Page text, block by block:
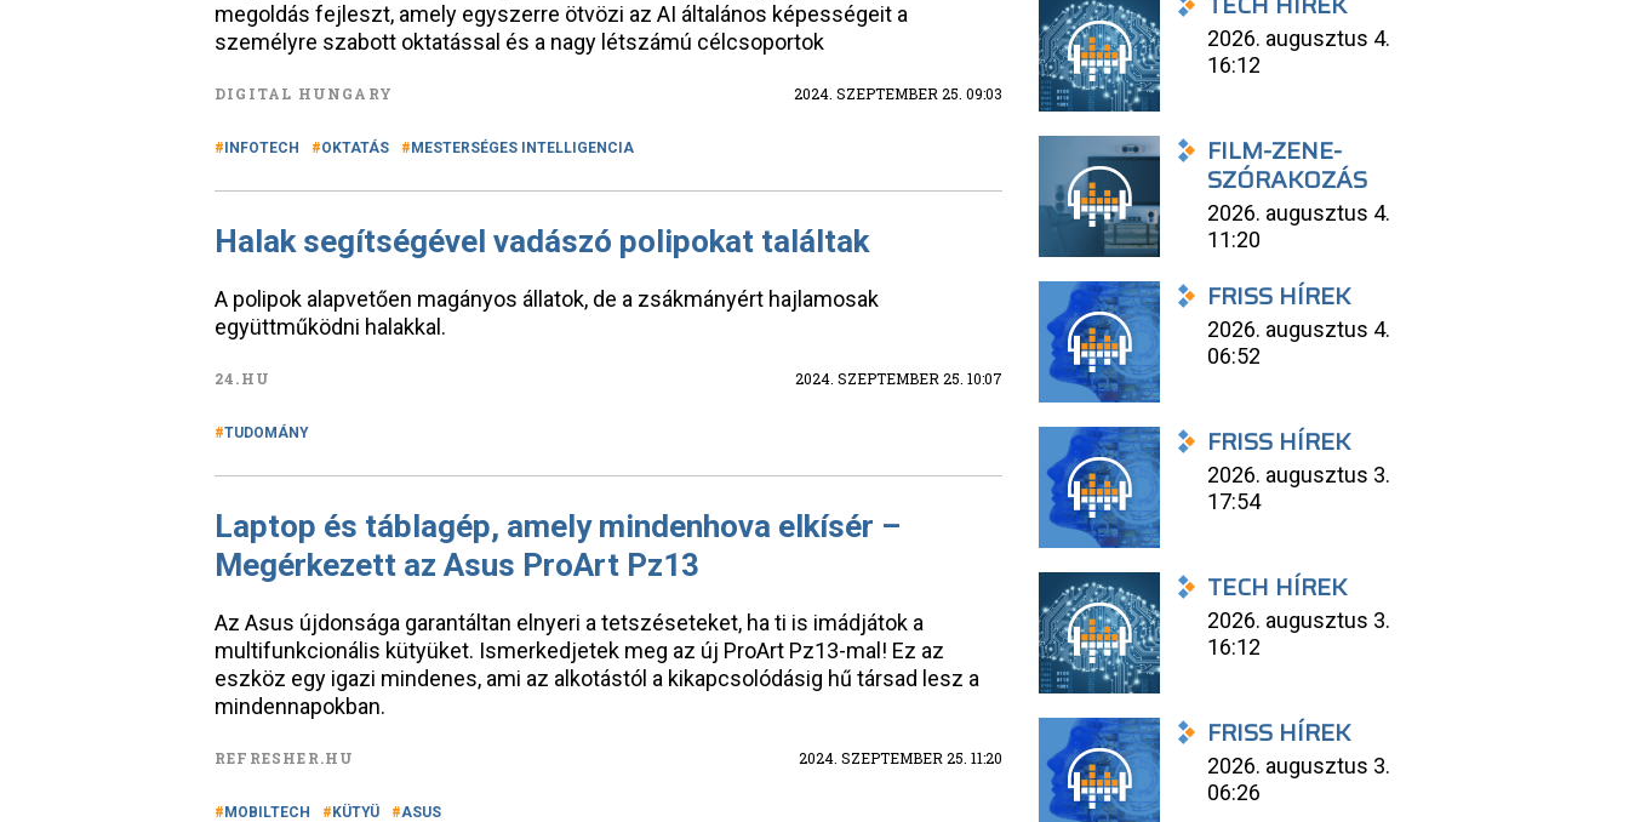
megoldás fejleszt, amely egyszerre ötvözi az AI általános képességeit a
személyre szabott oktatással és a nagy létszámú célcsoportok
DIGITAL HUNGARY 2024. SZEPTEMBER 25. 09:03
INFOTECH OKTATÁS MESTERSÉGES INTELLIGENCIA
Halak segítségével vadászó polipokat találtak
A polipok alapvetően magányos állatok, de a zsákmányért hajlamosak
együttműködni halakkal.
24.HU 2024. SZEPTEMBER 25. 10:07
TUDOMÁNY
Laptop és táblagép, amely mindenhova elkísér –
Megérkezett az Asus ProArt Pz13
Az Asus újdonsága garantáltan elnyeri a tetszéseteket, ha ti is imádjátok a
multifunkcionális kütyüket. Ismerkedjetek meg az új ProArt Pz13-mal! Ez az
eszköz egy igazi mindenes, ami az alkotástól a kikapcsolódásig hű társad lesz a
mindennapokban.
REFRESHER.HU 2024. SZEPTEMBER 25. 11:20
MOBILTECH KÜTYÜ ASUS
2026. augusztus 4.
16:12
FILM-ZENE-
SZÓRAKOZÁS
2026. augusztus 4.
11:20
FRISS HÍREK
2026. augusztus 4.
06:52
FRISS HÍREK
2026. augusztus 3.
17:54
TECH HÍREK
2026. augusztus 3.
16:12
FRISS HÍREK
2026. augusztus 3.
06:26